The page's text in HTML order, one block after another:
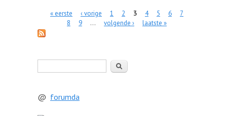
Pagina's
« eerste ‹ vorige 1 2 3 4 5 6
7
8
9 … volgende › laatste »
@ forumda